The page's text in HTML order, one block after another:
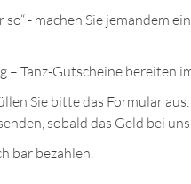
- machen Sie jemandem
– Tanz-Gutscheine bereiten
Sie bitte das Formular
sobald das Geld bei
bar bezahlen.